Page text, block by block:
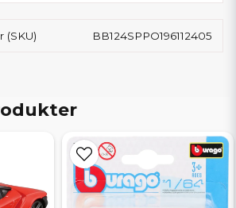
(SKU) BB124SPPO196112405